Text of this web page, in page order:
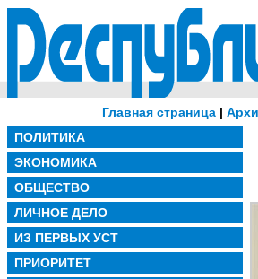
Главная страница|
ПОЛИТИКА
ЭКОНОМИКА
ОБЩЕСТВО
ЛИЧНОЕ ДЕЛО
ИЗ ПЕРВЫХ УСТ
ПРИОРИТЕТ